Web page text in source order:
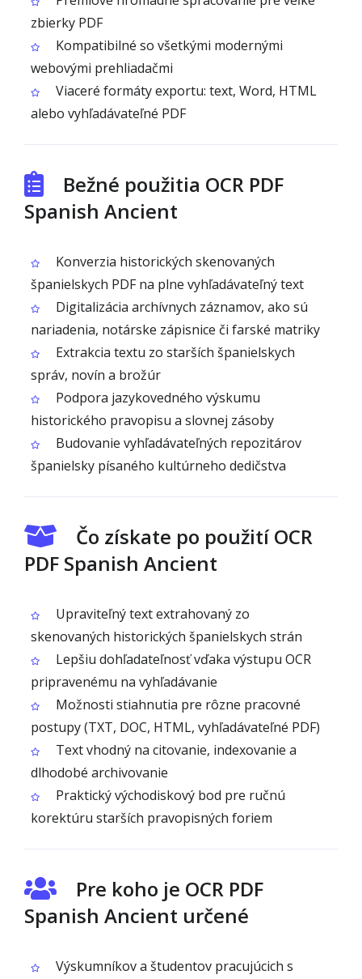
zbierky PDF
Kompatibilné so všetkými modernými
webovými prehliadačmi
Viaceré formáty exportu: text, Word, HTML
alebo vyhľadávateľné PDF
Bežné použitia OCR PDF
Spanish Ancient
Konverzia historických skenovaných
španielskych PDF na plne vyhľadávateľný text
Digitalizácia archívnych záznamov, ako sú
nariadenia, notárske zápisnice či farské matriky
Extrakcia textu zo starších španielskych
správ, novín a brožúr
Podpora jazykovedného výskumu
historického pravopisu a slovnej zásoby
Budovanie vyhľadávateľných repozitárov
španielsky písaného kultúrneho dedičstva
Čo získate po použití OCR
PDF Spanish Ancient
Upraviteľný text extrahovaný zo
skenovaných historických španielskych strán
Lepšiu dohľadateľnosť vďaka výstupu OCR
pripravenému na vyhľadávanie
Možnosti stiahnutia pre rôzne pracovné
postupy (TXT, DOC, HTML, vyhľadávateľné PDF)
Text vhodný na citovanie, indexovanie a
dlhodobé archivovanie
Praktický východiskový bod pre ručnú
korektúru starších pravopisných foriem
Pre koho je OCR PDF
Spanish Ancient určené
Výskumníkov a študentov pracujúcich s